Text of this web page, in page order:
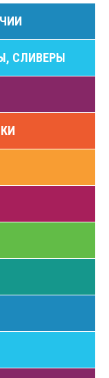
СЛИВЕРЫ